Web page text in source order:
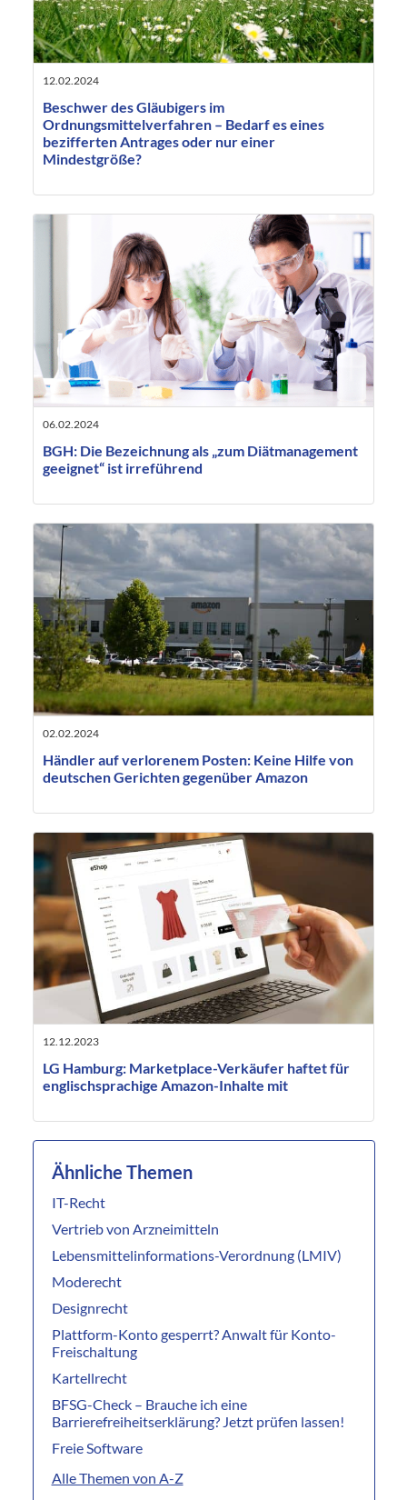
12.02.2024
Beschwer des Gläubigers im
Ordnungsmittelverfahren – Bedarf es eines
bezifferten Antrages oder nur einer
Mindestgröße?
06.02.2024
BGH: Die Bezeichnung als „zum Diätmanagement
geeignet“ ist irreführend
02.02.2024
Händler auf verlorenem Posten: Keine Hilfe von
deutschen Gerichten gegenüber Amazon
12.12.2023
LG Hamburg: Marketplace-Verkäufer haftet für
englischsprachige Amazon-Inhalte mit
Ähnliche Themen
IT-Recht
Vertrieb von Arzneimitteln
Lebensmittelinformations-Verordnung (LMIV)
Moderecht
Designrecht
Plattform-Konto gesperrt? Anwalt für Konto-
Freischaltung
Kartellrecht
BFSG-Check – Brauche ich eine
Barrierefreiheitserklärung? Jetzt prüfen lassen!
Freie Software
Alle Themen von A-Z